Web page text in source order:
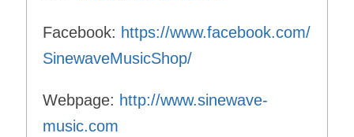
Facebook: https://www.facebook.com/
SinewaveMusicShop/
Webpage: http://www.sinewave-
music.com